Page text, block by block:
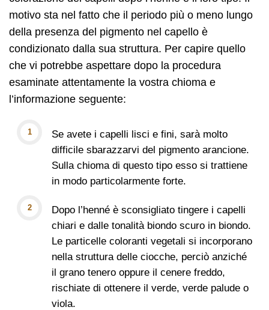
motivo sta nel fatto che il periodo più o meno lungo
della presenza del pigmento nel capello è
condizionato dalla sua struttura. Per capire quello
che vi potrebbe aspettare dopo la procedura
esaminate attentamente la vostra chioma e
l’informazione seguente:
Se avete i capelli lisci e fini, sarà molto
difficile sbarazzarvi del pigmento arancione.
Sulla chioma di questo tipo esso si trattiene
in modo particolarmente forte.
Dopo l’henné è sconsigliato tingere i capelli
chiari e dalle tonalità biondo scuro in biondo.
Le particelle coloranti vegetali si incorporano
nella struttura delle ciocche, perciò anziché
il grano tenero oppure il cenere freddo,
rischiate di ottenere il verde, verde palude o
viola.